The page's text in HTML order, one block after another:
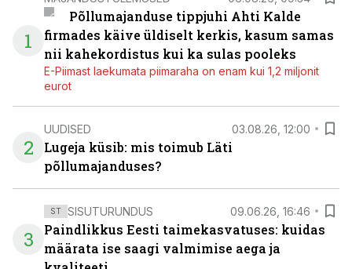
1
Põllumajanduse tippjuhi Ahti Kalde
firmades käive üldiselt kerkis, kasum samas
nii kahekordistus kui ka sulas pooleks
E-Piimast laekumata piimaraha on enam kui 1,2 miljonit
eurot
2
UUDISED 03.08.26, 12:00
Lugeja küsib: mis toimub Läti
põllumajanduses?
3
ST SISUTURUNDUS 09.06.26, 16:46
Paindlikkus Eesti taimekasvatuses: kuidas
määrata ise saagi valmimise aega ja